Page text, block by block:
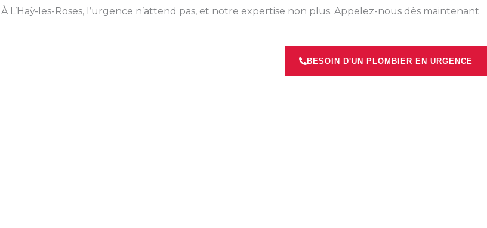
les-Roses, l’urgence n’attend pas, et notre expertise non plus. Appelez-nous dès maintenant
BESOIN D'UN PLOMBIER EN URGENCE